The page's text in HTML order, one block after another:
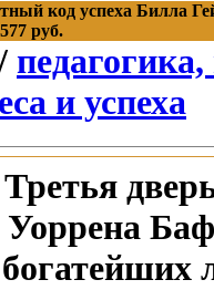
код успеха Билла
руб.
и успеха
Третья
Уоррена